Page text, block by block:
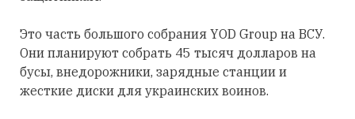
Это часть большого собрания YOD Group на ВСУ.
Они планируют собрать 45 тысяч долларов на
бусы, внедорожники, зарядные станции и
жесткие диски для украинских воинов.